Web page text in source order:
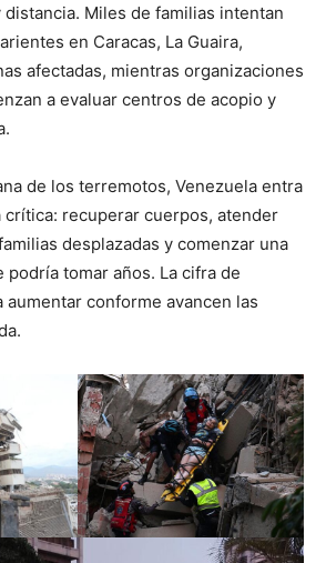
Miles de familias intentan
en Caracas, La Guaira,
afectadas, mientras organizaciones
a evaluar centros de acopio y
de los terremotos, Venezuela entra
crítica: recuperar cuerpos, atender
desplazadas y comenzar una
tomar años. La cifra de
aumentar conforme avancen las